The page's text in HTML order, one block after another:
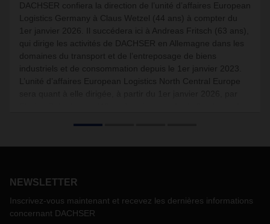
DACHSER confiera la direction de l’unité d’affaires European
Logistics Germany à Claus Wetzel (44 ans) à compter du
1er janvier 2026. Il succédera ici à Andreas Fritsch (63 ans),
qui dirige les activités de DACHSER en Allemagne dans les
domaines du transport et de l’entreposage de biens
industriels et de consommation depuis le 1er janvier 2023.
L’unité d’affaires European Logistics North Central Europe
NEWSLETTER
Inscrivez-vous maintenant et recevez les dernières informations
concernant DACHSER